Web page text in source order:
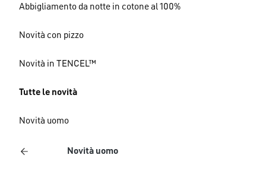
Abbigliamento da notte in cotone al 100%
Novità con pizzo
Novità in TENCEL™
Tutte le novità
Novità uomo
Novità uomo